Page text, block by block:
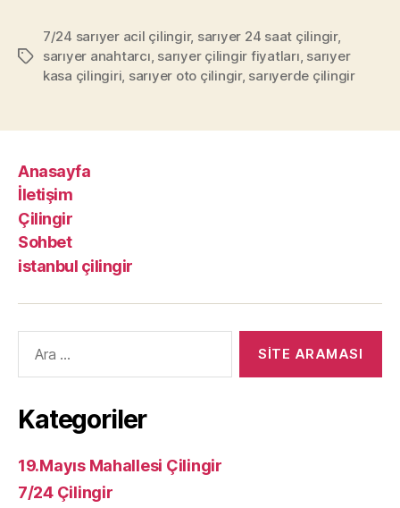
Etiketler
7/24 sarıyer acil çilingir, sarıyer 24 saat çilingir,
sarıyer anahtarcı, sarıyer çilingir fiyatları, sarıyer
kasa çilingiri, sarıyer oto çilingir, sarıyerde çilingir
Anasayfa
İletişim
Çilingir
Sohbet
istanbul çilingir
yap:
Kategoriler
19.Mayıs Mahallesi Çilingir
7/24 Çilingir